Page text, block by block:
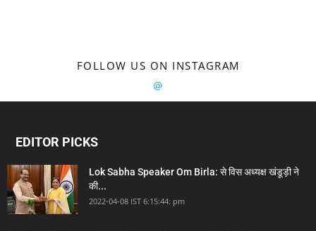
FOLLOW US ON INSTAGRAM
@
EDITOR PICKS
Lok Sabha Speaker Om Birla: से विस अध्यक्ष खंडूड़ी ने
की...
2022-04-08 IST 6:15:44: pm